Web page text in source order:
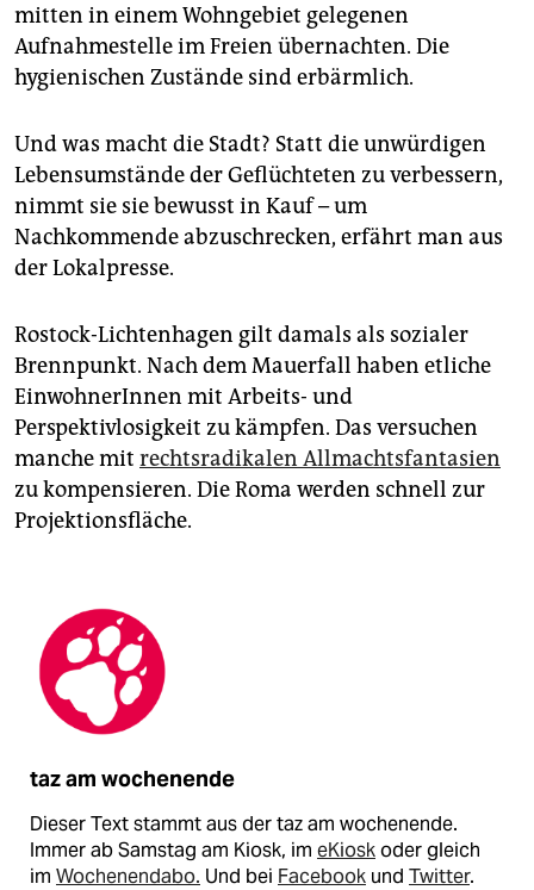
mitten in einem Wohngebiet gelegenen
Aufnahmestelle im Freien übernachten. Die
hygienischen Zustände sind erbärmlich.
Und was macht die Stadt? Statt die unwürdigen
Lebensumstände der Geflüchteten zu verbessern,
nimmt sie sie bewusst in Kauf – um
Nachkommende abzuschrecken, erfährt man aus
der Lokalpresse.
Rostock-Lichtenhagen gilt damals als sozialer
Brennpunkt. Nach dem Mauerfall haben etliche
EinwohnerInnen mit Arbeits- und
Perspektivlosigkeit zu kämpfen. Das versuchen
manche mit rechtsradikalen Allmachtsfantasien
zu kompensieren. Die Roma werden schnell zur
Projektionsfläche.
taz am wochenende
Dieser Text stammt aus der taz am wochenende.
Immer ab Samstag am Kiosk, im eKioskoder gleich
im Wochenendabo. Und bei Facebook und Twitter.